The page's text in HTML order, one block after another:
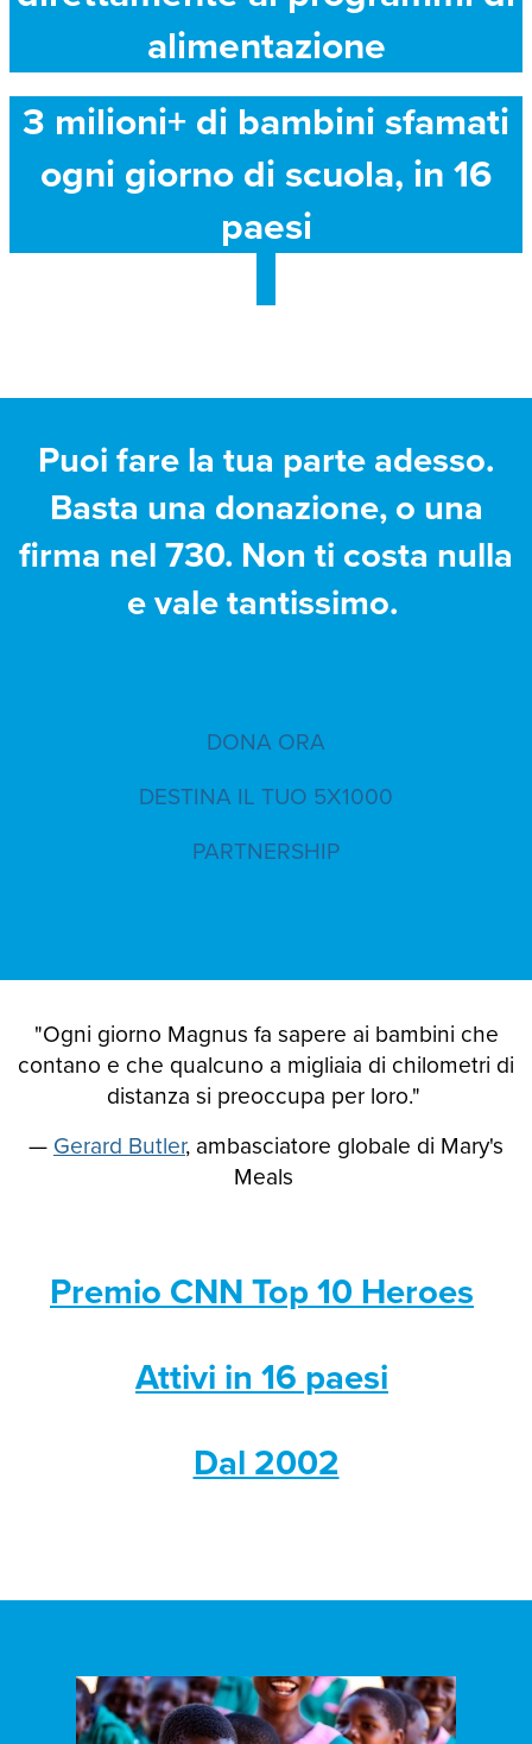
alimentazione
3 milioni+ di bambini sfamati
ogni giorno di scuola, in 16
paesi
Puoi fare la tua parte adesso.
Basta una donazione, o una
firma nel 730. Non ti costa nulla
e vale tantissimo.
DONA ORA
DESTINA IL TUO 5X1000
PARTNERSHIP
"Ogni giorno Magnus fa sapere ai bambini che
contano e che qualcuno a migliaia di chilometri di
distanza si preoccupa per loro."
— Gerard Butler, ambasciatore globale di Mary's
Meals
Premio CNN Top 10 Heroes
Attivi in 16 paesi
Dal 2002